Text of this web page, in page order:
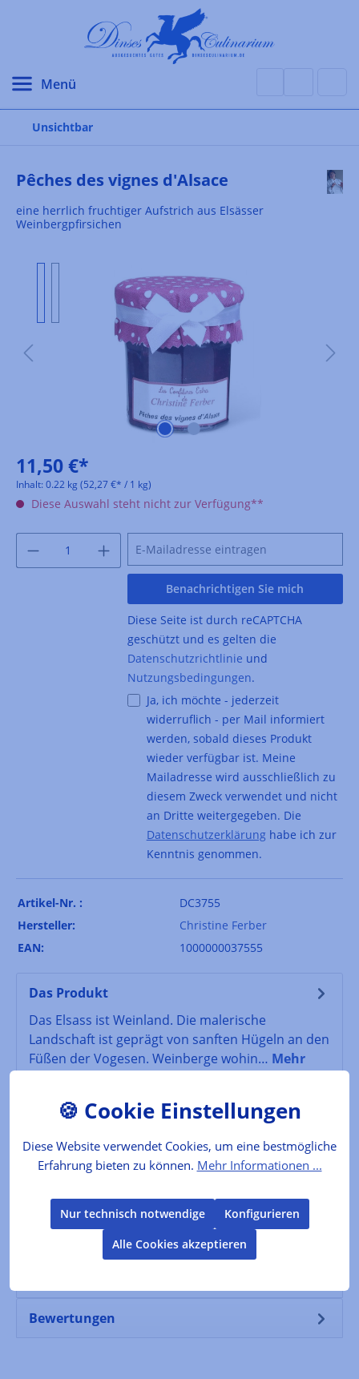
Unsichtbar
Pêches des vignes d'Alsace
eine herrlich fruchtiger Aufstrich aus Elsässer
Weinbergpfirsichen
11,50 €*
Inhalt: 0.22 kg (52,27 €* / 1 kg)
Diese Auswahl steht nicht zur Verfügung**
Benachrichtigen Sie mich
Diese Seite ist durch reCAPTCHA
geschützt und es gelten die
Datenschutzrichtlinie und
Nutzungsbedingungen.
Ja, ich möchte - jederzeit
widerruflich - per Mail informiert
werden, sobald dieses Produkt
wieder verfügbar ist. Meine
Mailadresse wird ausschließlich zu
diesem Zweck verwendet und nicht
an Dritte weitergegeben. Die
Datenschutzerklärunghabe ich zur
Kenntnis genommen.
Artikel-Nr. :
DC3755
Hersteller:
Christine Ferber
EAN:
1000000037555
Das Produkt
Das Elsass ist Weinland. Die malerische
Landschaft ist geprägt von sanften Hügeln an den
Füßen der Vogesen. Weinberge wohin… Mehr
Der Produzent
Folgende Infos zum Hersteller sind verfübar...
Mehr
Lebensmittelkennzeichnung
Verkehrsbezeichnung: Zubereitung von frischem
Obst (Pfirsich)Zutaten: Elässer Weinbergpfirsiche
Bewertungen
Diese Website verwendet Cookies, um eine bestmögliche
Erfahrung bieten zu können. Mehr Informationen ...
Nur technisch notwendige
Konfigurieren
Alle Cookies akzeptieren